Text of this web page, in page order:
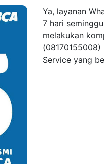
Ya, layanan
7 hari
melakukan
Service yang